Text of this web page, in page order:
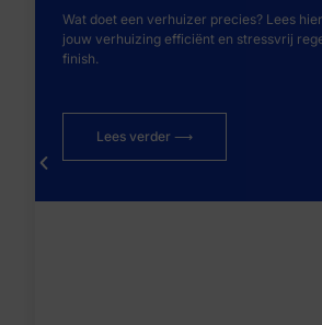
Wat doet een verhuizer precies? Lees
jouw verhuizing efficiënt en stressvrij
finish.
Lees verder ⟶